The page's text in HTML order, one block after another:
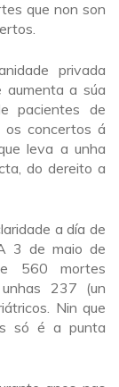
que non son
privada
aumenta a súa
pacientes de
os concertos á
leva a unha
do dereito a
a día de
3 de maio de
560 mortes
237 (un
Nin que
só é a punta